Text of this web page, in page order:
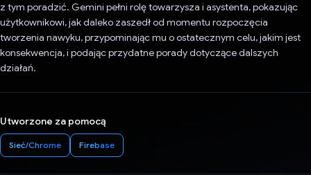
z tym poradzić. Gemini pełni rolę towarzysza i asystenta, pokazując
użytkownikowi, jak daleko zaszedł od momentu rozpoczęcia
tworzenia nawyku, przypominając mu o ostatecznym celu, jakim jest
konsekwencja, i podając przydatne porady dotyczące dalszych
działań.
Utworzone za pomocą
Sieć/Chrome Firebase